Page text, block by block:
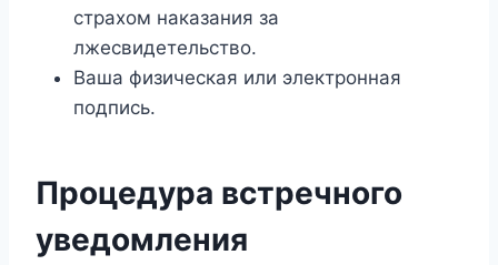
страхом наказания за
лжесвидетельство.
Ваша физическая или электронная
подпись.
Процедура встречного
уведомления